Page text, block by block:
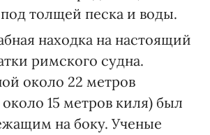
толщей песка и воды.
находка на настоящий
римского судна.
около 22 метров
15 метров киля) был
на боку. Ученые